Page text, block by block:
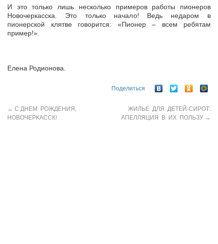
И это только лишь несколько примеров работы пионеров
Новочеркасска. Это только начало! Ведь недаром в
пионерской клятве говорится: «Пионер – всем ребятам
пример!».
Елена Родионова.
Поделиться
← С ДНЕМ РОЖДЕНИЯ,
НОВОЧЕРКАССК!
ЖИЛЬЕ ДЛЯ ДЕТЕЙ-СИРОТ:
АПЕЛЛЯЦИЯ В ИХ ПОЛЬЗУ →